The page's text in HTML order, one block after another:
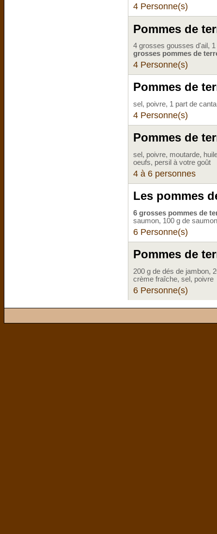
4 Personne(s)
Pommes de
4 grosses gousses d'ail,
grosses pommes de
4 Personne(s)
Pommes de
sel, poivre, 1 part de
4 Personne(s)
Pommes de
sel, poivre, moutarde,
oeufs, persil à votre goût
4 à 6 personnes
Les pommes
6 grosses pommes de
saumon, 100 g de
6 Personne(s)
Pommes de
200 g de dés de jambon,
crème fraîche, sel, poivre
6 Personne(s)